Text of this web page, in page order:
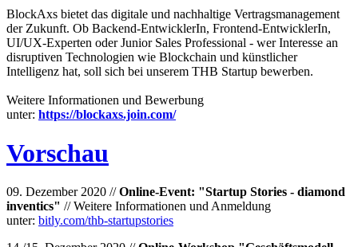
BlockAxs bietet das digitale und nachhaltige Vertragsmanagement
der Zukunft. Ob Backend-EntwicklerIn, Frontend-EntwicklerIn,
UI/UX-Experten oder Junior Sales Professional - wer Interesse an
disruptiven Technologien wie Blockchain und künstlicher
Intelligenz hat, soll sich bei unserem THB Startup bewerben.
Weitere Informationen und Bewerbung
unter: https://blockaxs.join.com/
Vorschau
09. Dezember 2020 //Online-Event: "Startup Stories - diamond
inventics" // Weitere Informationen und Anmeldung
unter: bitly.com/thb-startupstories